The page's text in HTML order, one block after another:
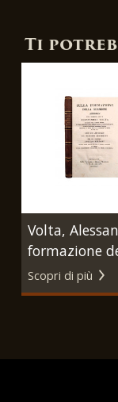
Ti
Volta,
formazione
Milano, Dalla
Libreria
Scopri di più